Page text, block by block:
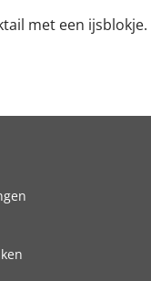
met een ijsblokje.